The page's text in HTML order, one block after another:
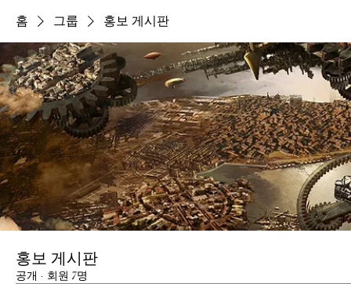
홈 그룹 홍보 게시판
홍보 게시판
공개 · 회원 7명